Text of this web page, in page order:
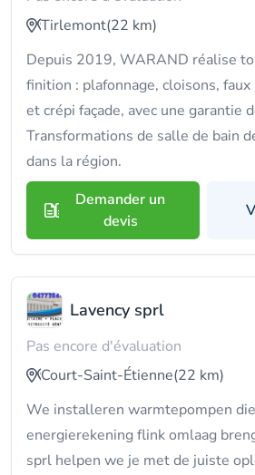
Tirlemont(22 km)
Depuis 2019, WARAND réalise
finition : plafonnage, cloisons,
et crépi façade, avec une garantie
Transformations de salle de bain
dans la région.
Demander un
devis
Lavency sprl
Pas encore d'évaluation
Court-Saint-Étienne(22 km)
We installeren warmtepompen
energierekening flink omlaag
sprl helpen we je met de juiste